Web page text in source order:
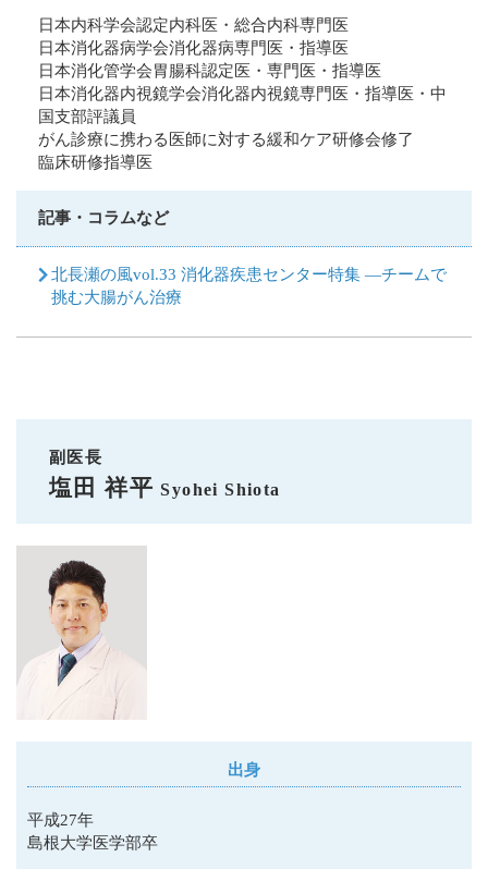
日本内科学会認定内科医・総合内科専門医
日本消化器病学会消化器病専門医・指導医
日本消化管学会胃腸科認定医・専門医・指導医
日本消化器内視鏡学会消化器内視鏡専門医・指導医・中
国支部評議員
がん診療に携わる医師に対する緩和ケア研修会修了
臨床研修指導医
記事・コラムなど
北長瀬の風vol.33 消化器疾患センター特集 ―チームで
挑む大腸がん治療
副医長
塩田 祥平Syohei Shiota
出身
平成27年
島根大学医学部卒